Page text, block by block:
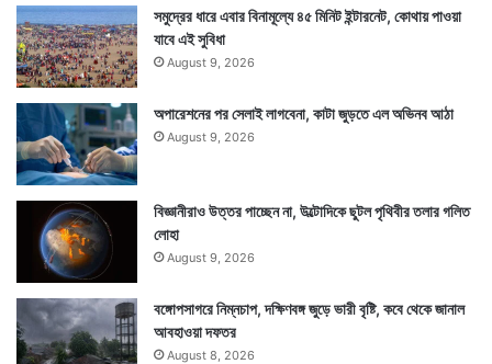
সমুদ্রের ধারে এবার বিনামূল্যে ৪৫ মিনিট ইন্টারনেট, কোথায় পাওয়া
যাবে এই সুবিধা
August 9, 2026
অপারেশনের পর সেলাই লাগবেনা, কাটা জুড়তে এল অভিনব আঠা
August 9, 2026
বিজ্ঞানীরাও উত্তর পাচ্ছেন না, উল্টোদিকে ছুটল পৃথিবীর তলার গলিত
লোহা
August 9, 2026
বঙ্গোপসাগরে নিম্নচাপ, দক্ষিণবঙ্গ জুড়ে ভারী বৃষ্টি, কবে থেকে জানাল
আবহাওয়া দফতর
August 8, 2026